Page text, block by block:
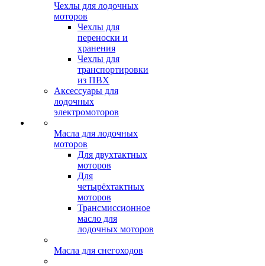
Чехлы для лодочных
моторов
Чехлы для
переноски и
хранения
Чехлы для
транспортировки
из ПВХ
Аксессуары для
лодочных
электромоторов
Масла для лодочных
моторов
Для двухтактных
моторов
Для
четырёхтактных
моторов
Трансмиссионное
масло для
лодочных моторов
Масла для снегоходов